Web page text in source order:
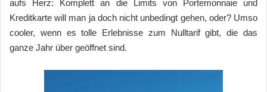
aufs Herz: Komplett an die Limits von Portemonnaie und
Kreditkarte will man ja doch nicht unbedingt gehen, oder? Umso
cooler, wenn es tolle Erlebnisse zum Nulltarif gibt, die das
ganze Jahr über geöffnet sind.